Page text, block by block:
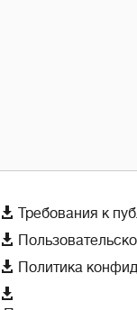
 Требования к

 Политика
